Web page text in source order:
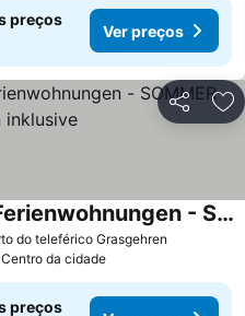
preços
Ver preços
Partilhar
do teleférico Grasgehren
HAUS Susanne - TOP-Ferienwohnungen - SOMMER-Bergbahn inklusive
da cidade
preços